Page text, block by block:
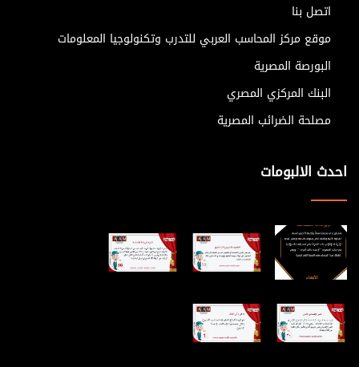
اتصل بنا
موقع مركز المحاسب العربي للتدرب وتكنولوجيا المعلومات
البورصة المصرية
البنك المركزي المصري
مصلحة الضرائب المصرية
احدث الالبومات